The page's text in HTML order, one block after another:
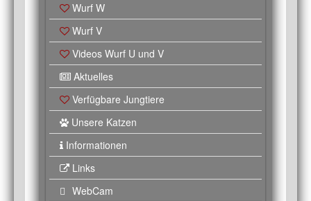
Wurf W
Wurf V
Videos Wurf U und V
Aktuelles
Verfügbare Jungtiere
Unsere Katzen
Informationen
Links
WebCam